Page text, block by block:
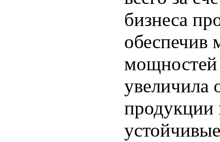
бизнеса
обеспечив
увеличила
продукции